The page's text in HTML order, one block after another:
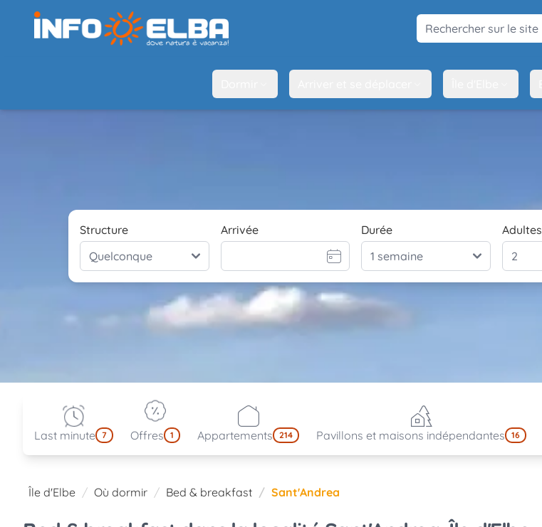
Rechercher sur le site
Structure Arrivée Durée Adultes
Last minute 7 Offres 1 Appartements 214 Pavillons et maisons indépendantes 16
Île d'Elbe Où dormir Bed & breakfast Sant'Andrea